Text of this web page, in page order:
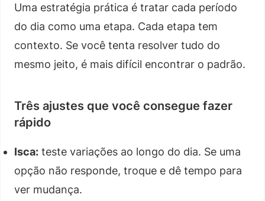
Uma estratégia prática é tratar cada período
do dia como uma etapa. Cada etapa tem
contexto. Se você tenta resolver tudo do
mesmo jeito, é mais difícil encontrar o padrão.
Três ajustes que você consegue fazer
rápido
Isca: teste variações ao longo do dia. Se uma
opção não responde, troque e dê tempo para
ver mudança.